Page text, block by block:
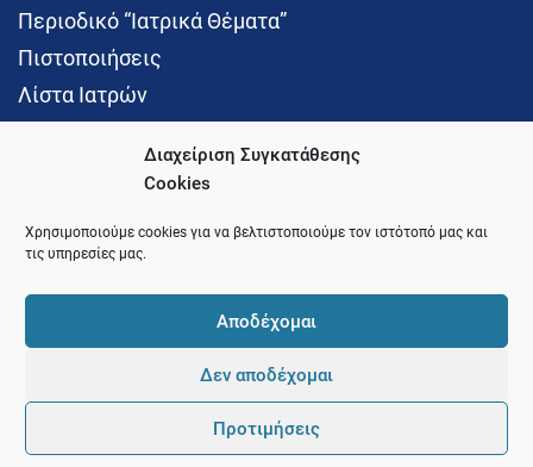
Διαχείριση Συγκατάθεσης
Cookies
Χρησιμοποιούμε cookies για να βελτιστοποιούμε τον ιστότοπό μας και
τις υπηρεσίες μας.
Αποδέχομαι
Δεν αποδέχομαι
Προτιμήσεις
Περιοδικό “Ιατρικά Θέματα”
Πιστοποιήσεις
Λίστα Ιατρών
Social Media
© 2021 Ιατρικός Σύλλογος Θεσσαλονίκης
Development and Hosting byPointer